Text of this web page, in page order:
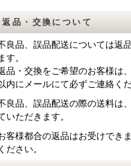
返品・交換について
良品、誤品配送については返
す。
品・交換をご希望のお客様は
内にメールにて必ずご連絡くだ
良品、誤品配送の際の送料は
いただきます。
客様都合の返品はお受けでき
ください。